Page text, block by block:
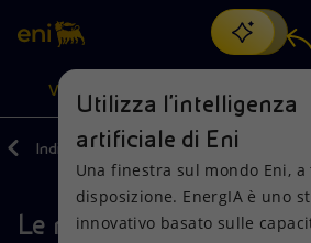
Cerca
scopri EnergIA, la nostra nuova
artificiale.
VISIONE
Visione
Azioni
Prodotti
Indietro Azioni Attività nel mondo
Le nostre attività negli
Utilizza l'intelligenza
artificiale di Eni
Una finestra sul mondo Eni, a
disposizione. EnergIA è uno
innovativo basato sulle